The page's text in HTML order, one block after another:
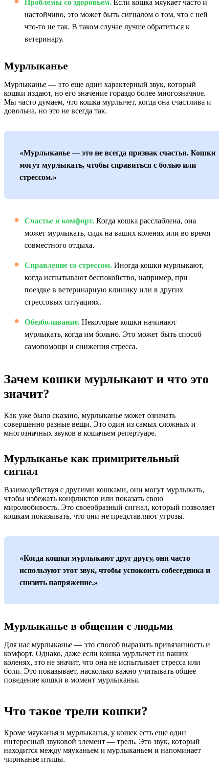
Проблемы со здоровьем. Если кошка мяукает часто и
настойчиво, это может быть сигналом о том, что с ней
что-то не так. В таком случае лучше обратиться к
ветеринару.
Мурлыканье
Мурлыканье — это еще один характерный звук, который
кошки издают, но его значение гораздо более многозначное.
Мы часто думаем, что кошка мурлычет, когда она счастлива и
довольна, но это не всегда так.
«Мурлыканье — это не всегда признак счастья. Кошки
могут мурлыкать, чтобы справиться с болью или
стрессом.»
Счастье и комфорт. Когда кошка расслаблена, она
может мурлыкать, сидя на ваших коленях или во время
совместного отдыха.
Справление со стрессом. Иногда кошки мурлыкают,
когда испытывают беспокойство, например, при
поездке в ветеринарную клинику или в других
стрессовых ситуациях.
Обезболивание. Некоторые кошки начинают
мурлыкать, когда им больно. Это может быть способ
самопомощи и снижения стресса.
Зачем кошки мурлыкают и что это
значит?
Как уже было сказано, мурлыканье может означать
совершенно разные вещи. Это один из самых сложных и
многозначных звуков в кошачьем репертуаре.
Мурлыканье как примирительный
сигнал
Взаимодействуя с другими кошками, они могут мурлыкать,
чтобы избежать конфликтов или показать свою
миролюбивость. Это своеобразный сигнал, который позволяет
кошкам показывать, что они не представляют угрозы.
«Когда кошки мурлыкают друг другу, они часто
используют этот звук, чтобы успокоить собеседника и
снизить напряжение.»
Мурлыканье в общении с людьми
Для нас мурлыканье — это способ выразить привязанность и
комфорт. Однако, даже если кошка мурлычет на ваших
коленях, это не значит, что она не испытывает стресса или
боли. Это показывает, насколько важно учитывать общее
поведение кошки в момент мурлыканья.
Что такое трели кошки?
Кроме мяуканья и мурлыканья, у кошек есть еще один
интересный звуковой элемент — трель. Это звук, который
находится между мяуканьем и мурлыканьем и напоминает
чириканье птицы.